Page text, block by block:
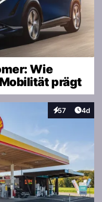
Wie
prägt
57
Interaktionen
4d